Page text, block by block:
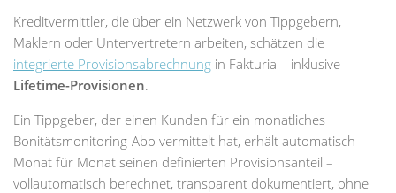
Kreditvermittler, die über ein Netzwerk von Tippgebern,
Maklern oder Untervertretern arbeiten, schätzen die
integrierte Provisionsabrechnung in Fakturia – inklusive
Lifetime-Provisionen.
Ein Tippgeber, der einen Kunden für ein monatliches
Bonitätsmonitoring-Abo vermittelt hat, erhält automatisch
Monat für Monat seinen definierten Provisionsanteil –
vollautomatisch berechnet, transparent dokumentiert, ohne